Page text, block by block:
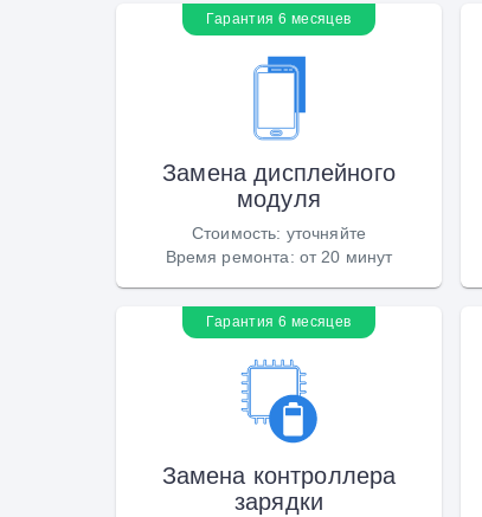
Гарантия 6 месяцев
Замена дисплейного
модуля
Стоимость: уточняйте
Время ремонта: от 20 минут
Гарантия 6 месяцев
Замена контроллера
зарядки